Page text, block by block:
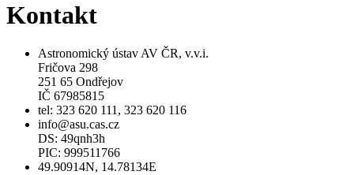
Kontakt
Astronomický ústav AV ČR, v.v.i.
Fričova 298
251 65 Ondřejov
IČ 67985815
tel: 323 620 111, 323 620 116
info@asu.cas.cz
DS: 49qnh3h
PIC: 999511766
49.90914N, 14.78134E